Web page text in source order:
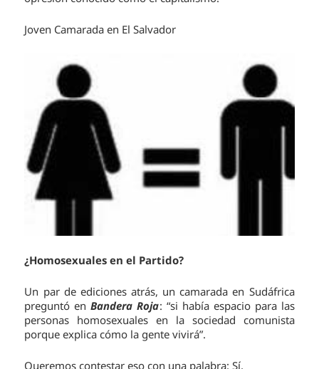
Joven Camarada en El Salvador
¿Homosexuales en el Partido?
Un par de ediciones atrás, un camarada en Sudáfrica
preguntó enBandera Roja: “si había espacio para las
personas homosexuales en la sociedad comunista
porque explica cómo la gente vivirá”.
Queremos contestar eso con una palabra: Sí.